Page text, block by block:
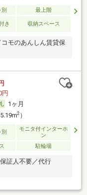
別
最上階
き 収納スペース
モのあんしん賃貸保
円
1ヶ月
2）
モニタ付インターホ
ン
駐輪場
証人不要／代行